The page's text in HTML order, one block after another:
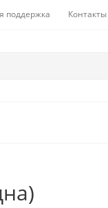
поддержка Контакты